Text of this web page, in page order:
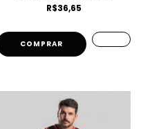
R$36,65
COMPRAR